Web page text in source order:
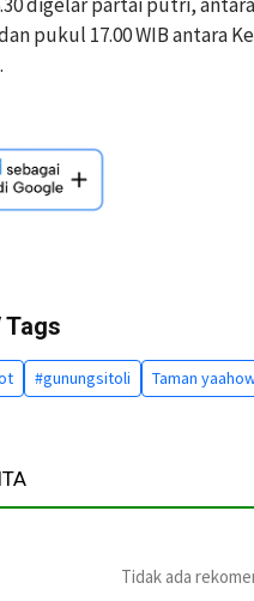
pukul 17.00 WIB antara
Tags
#gunungsitoli Taman
Tidak ada